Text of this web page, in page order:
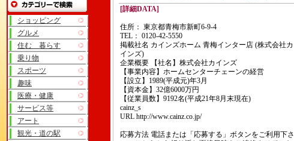
ショッピング
グルメ
住む 暮らす
乗り物
スポーツ
趣味
医療・健康
サービス等
アート
観光・道の駅
[詳細DATA]
住所： 東京都青梅市新町6-9-4
TEL： 0120-42-5550
掲載社名 カインズホーム 青梅インター店 (株式会社カ
インズ)
企業概要 【社名】株式会社カインズ
【事業内容】ホームセンターチェーンの経営
【設立】1989(平成元)年3月
【資本金】32億6000万円
【従業員数】9192名(平成21年8月末現在)
cainz_s
URL http://www.cainz.co.jp/
応募方法 電話または「応募する」ボタンをご利用下さ